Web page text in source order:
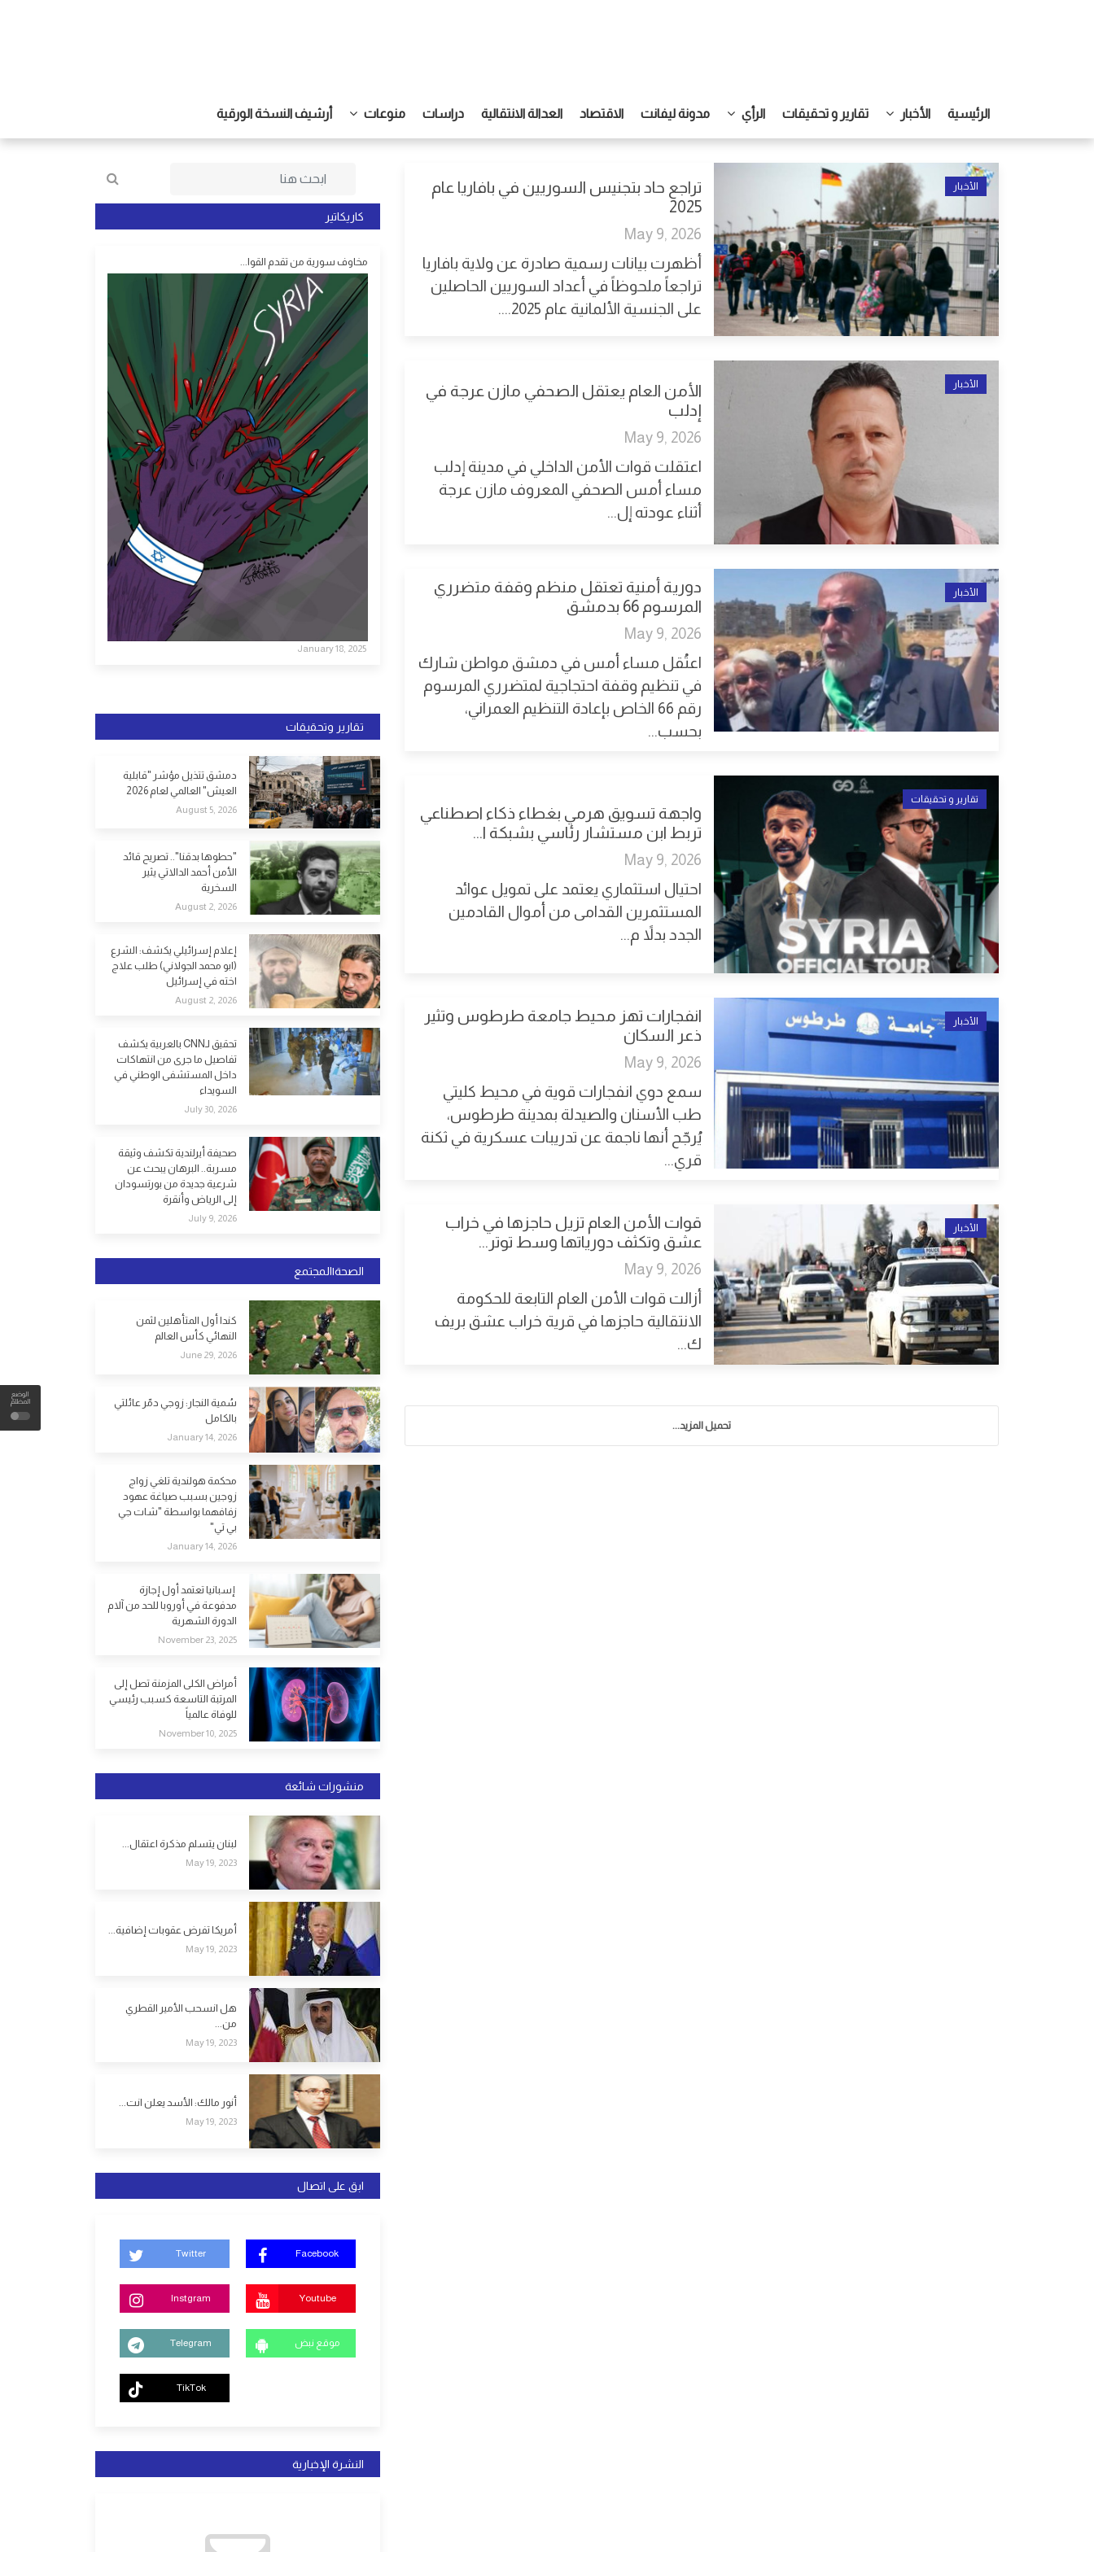
الوضع
المظلم
الرئيسية الأخبار تقارير و تحقيقات الرأي مدونة ليفانت الاقتصاد العدالة الانتقالية دراسات منوعات أرشيف النسخة الورقية
الأخبار
تراجع حاد بتجنيس السوريين في بافاريا عام
2025
May 9, 2026
أظهرت بيانات رسمية صادرة عن ولاية بافاريا
تراجعاً ملحوظاً في أعداد السوريين الحاصلين
على الجنسية الألمانية عام 2025....
الأخبار
الأمن العام يعتقل الصحفي مازن عرجة في
إدلب
May 9, 2026
اعتقلت قوات الأمن الداخلي في مدينة إدلب
مساء أمس الصحفي المعروف مازن عرجة
أثناء عودته إل...
الأخبار
دورية أمنية تعتقل منظم وقفة متضرري
المرسوم 66 بدمشق
May 9, 2026
اعتُقل مساء أمس في دمشق مواطن شارك
في تنظيم وقفة احتجاجية لمتضرري المرسوم
رقم 66 الخاص بإعادة التنظيم العمراني،
بحسب...
تقارير و تحقيقات
واجهة تسويق هرمي بغطاء ذكاء اصطناعي
تربط ابن مستشار رئاسي بشبكة ا...
May 9, 2026
احتيال استثماري يعتمد على تمويل عوائد
المستثمرين القدامى من أموال القادمين
الجدد بدلاً م...
الأخبار
انفجارات تهز محيط جامعة طرطوس وتثير
ذعر السكان
May 9, 2026
سمع دوي انفجارات قوية في محيط كليتي
طب الأسنان والصيدلة بمدينة طرطوس،
يُرجّح أنها ناجمة عن تدريبات عسكرية في ثكنة
قري...
الأخبار
قوات الأمن العام تزيل حاجزها في خراب
عشق وتكثف دورياتها وسط توتر...
May 9, 2026
أزالت قوات الأمن العام التابعة للحكومة
الانتقالية حاجزها في قرية خراب عشق بريف
ك...
تحميل المزيد...
كاريكاتير
مخاوف سورية من تقدم القوا...
January 18, 2025
تقارير وتحقيقات
دمشق تتذيل مؤشر "قابلية
العيش" العالمي لعام 2026
August 5, 2026
"حطوها بدقنا".. تصريح قائد
الأمن أحمد الدالاتي يثير
السخرية
August 2, 2026
إعلام إسرائيلي يكشف: الشرع
(ابو محمد الجولاني) طلب علاج
اخته في إسرائيل
August 2, 2026
تحقيق لـCNN بالعربية يكشف
تفاصيل ما جرى من انتهاكات
داخل المستشفى الوطني في
السويداء
July 30, 2026
صحيفة أيرلندية تكشف وثيقة
مسربة.. البرهان يبحث عن
شرعية جديدة من بورتسودان
إلى الرياض وأنقرة
July 9, 2026
الصحة|المجتمع
كندا أول المتأهلين لثمن
النهائي كأس العالم
June 29, 2026
سُمية النجار: زوجي دمّر عائلتي
بالكامل
January 14, 2026
محكمة هولندية تلغي زواج
زوجين بسبب صياغة عهود
زفافهما بواسطة "شات جي
بي تي"
January 14, 2026
إسبانيا تعتمد أول إجازة
مدفوعة في أوروبا للحد من آلام
الدورة الشهرية
November 23, 2025
أمراض الكلى المزمنة تصل إلى
المرتبة التاسعة كسبب رئيسي
للوفاة عالمياً
November 10, 2025
منشورات شائعة
لبنان يتسلم مذكرة اعتقال...
May 19, 2023
أمريكا تفرض عقوبات إضافية...
May 19, 2023
هل انسحب الأمير القطري
من...
May 19, 2023
أنور مالك: الأسد يعلن انت...
May 19, 2023
ابق على اتصال
Twitter Facebook
Instgram Youtube
Telegram موقع نبض
TikTok
النشرة الإخبارية